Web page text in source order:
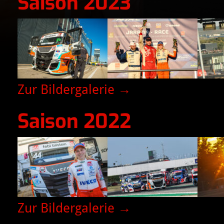
Zur Bildergalerie →
Saison 2022
Zur Bildergalerie →